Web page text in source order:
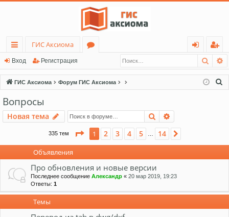
с
ы
лк
и
ГИС Аксиома
ру
м
д
ег
ис
тр
Вход Регистрация
ГИС Аксиома Форум ГИС Аксиома
Вопросы
Новая тема Поиск
335 тем Страница из 14
1 2 3 4 5 14
Объявления
Про обновления и новые версии
Последнее сообщение Александр « 20 мар 2019, 19:23
Ответы: 1
Темы